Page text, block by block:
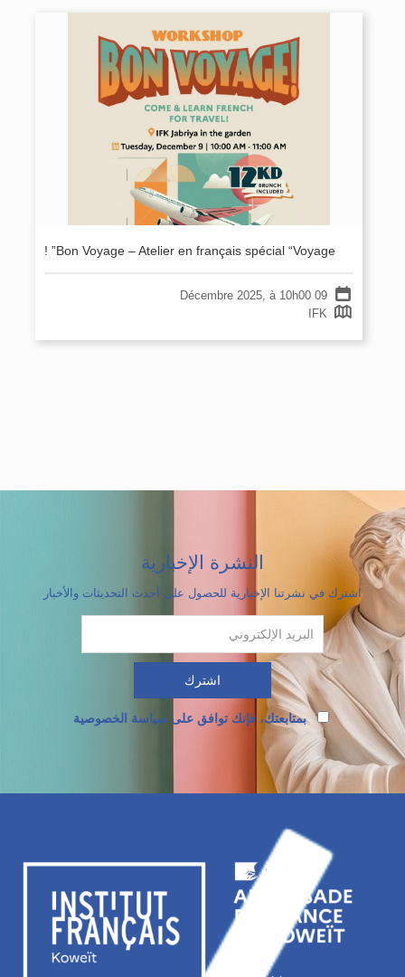
Bon Voyage – Atelier en français spécial “Voyage” !
09 Décembre 2025, à 10h00
IFK
Bon Voyage – Atelier en français spécial “Voyage” !
Envie d’apprendre le français pour mieux voyager ?
Cet atelier vous permettra d’acquérir les phrases es
rôle pratiques et amusants.
09 Décembre 2025, à 10h00
IFK
النشرة الإخبارية
اشترك في نشرتنا الإخبارية للحصول على أحدث التحديثات والأخبار
بمتابعتك، فإنك توافق على سياسة الخصوصية